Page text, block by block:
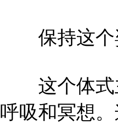
保持这个
这个体式
呼吸和冥想